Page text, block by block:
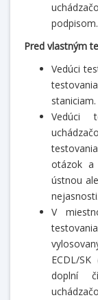
podpisom.
Pred vlastným
Vedúci
staniciam.
Vedúci
otázok a
ústnou
nejasnosti.
V
ECDL/
doplní